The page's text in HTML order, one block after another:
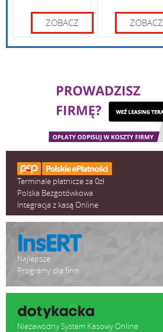
ZOBACZ ZOBACZ
Terminale płatnicze za 0zł
Polska Bezgotówkowa
Integracja z kasą Online
Najlepsze
Programy dla firm
Niezawodny System Kasowy Online